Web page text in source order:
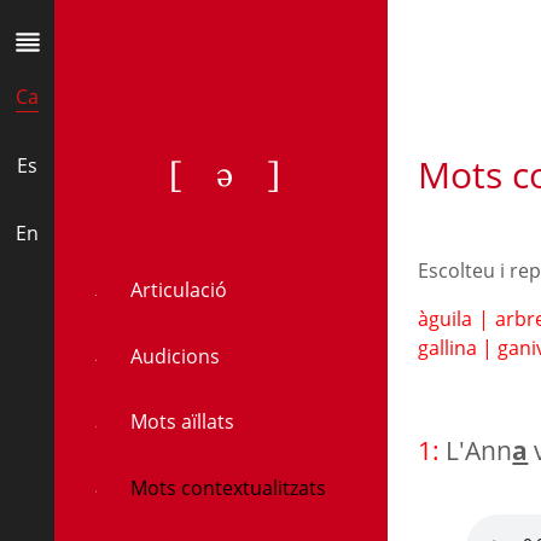
Ca
Es
En
[ə]
Articulació
Audicions
Mots aïllats
Mots contextualitzats
Mots
Escolteu i
àguila |
gallina |
1: L'Anna